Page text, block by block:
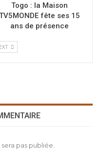
Togo : la Maison
fête ses 15
ans de présence
pas publiée.